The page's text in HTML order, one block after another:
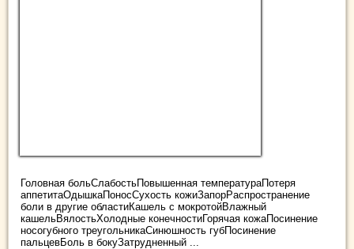
Головная больСлабостьПовышенная температураПотеря
аппетитаОдышкаПоносСухость кожиЗапорРаспространение
боли в другие областиКашель с мокротойВлажный
кашельВялостьХолодные конечностиГорячая кожаПосинение
носогубного треугольникаСинюшность губПосинение
пальцевБоль в бокуЗатрудненный ...